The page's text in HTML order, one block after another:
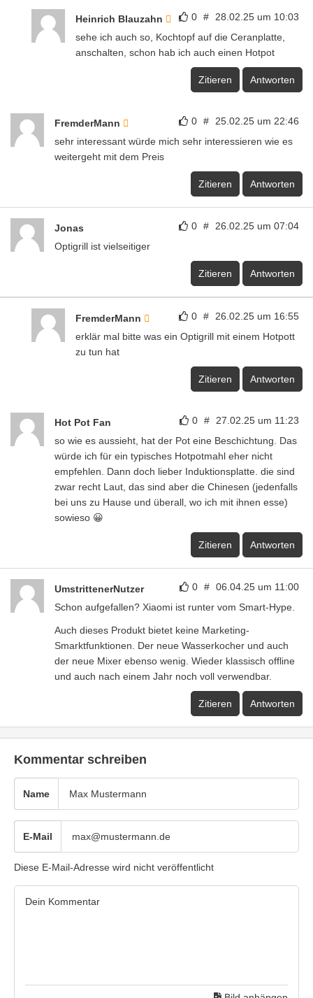
0 # 28.02.25 um 10:03
Heinrich Blauzahn
sehe ich auch so, Kochtopf auf die Ceranplatte,
anschalten, schon hab ich auch einen Hotpot
Zitieren Antworten
0 # 25.02.25 um 22:46
FremderMann
sehr interessant würde mich sehr interessieren wie es
weitergeht mit dem Preis
Zitieren Antworten
0 # 26.02.25 um 07:04
Jonas
Optigrill ist vielseitiger
Zitieren Antworten
0 # 26.02.25 um 16:55
FremderMann
erklär mal bitte was ein Optigrill mit einem Hotpott
zu tun hat
Zitieren Antworten
0 # 27.02.25 um 11:23
Hot Pot Fan
so wie es aussieht, hat der Pot eine Beschichtung. Das
würde ich für ein typisches Hotpotmahl eher nicht
empfehlen. Dann doch lieber Induktionsplatte. die sind
zwar recht Laut, das sind aber die Chinesen (jedenfalls
bei uns zu Hause und überall, wo ich mit ihnen esse)
sowieso 😀
Zitieren Antworten
0 # 06.04.25 um 11:00
UmstrittenerNutzer
Schon aufgefallen? Xiaomi ist runter vom Smart-Hype.
Auch dieses Produkt bietet keine Marketing-
Smarktfunktionen. Der neue Wasserkocher und auch
der neue Mixer ebenso wenig. Wieder klassisch offline
und auch nach einem Jahr noch voll verwendbar.
Zitieren Antworten
Kommentar schreiben
Name
E-Mail
Diese E-Mail-Adresse wird nicht veröffentlicht